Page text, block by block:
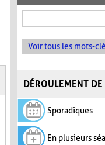
Voir tous les mots-
DÉROULEMENT
Sporadiques
En plusieurs